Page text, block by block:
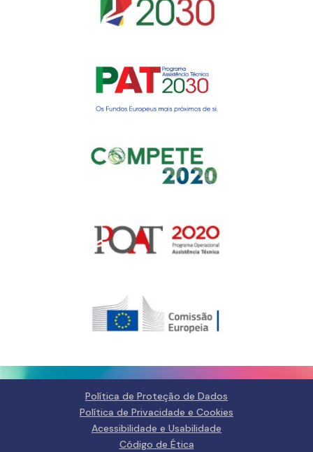
Política de Proteção de Dados
Política de Privacidade e Cookies
Acessibilidade e Usabilidade
Código de Ética